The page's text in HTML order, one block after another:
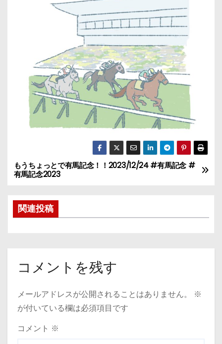
投
ナ
ー
シ
ョ
ン
もうちょっとで有馬記念！！2023/12/24 #有馬記念 #
有馬記念2023
関連投稿
コメントを残す
メールアドレスが公開されることはありません。
※
が付いている欄は必須項目です
コメント ※